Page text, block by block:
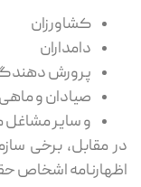
کشاورزان
دامداران
پرورش
صیادان و
و سایر مشاغل
در مقابل، برخی
اظهارنامه اشخاص